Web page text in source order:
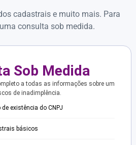
cadastrais e muito mais. Para
consulta sob medida.
Sob Medida
a todas as informações sobre um
de inadimplência.
existência do CNPJ
básicos